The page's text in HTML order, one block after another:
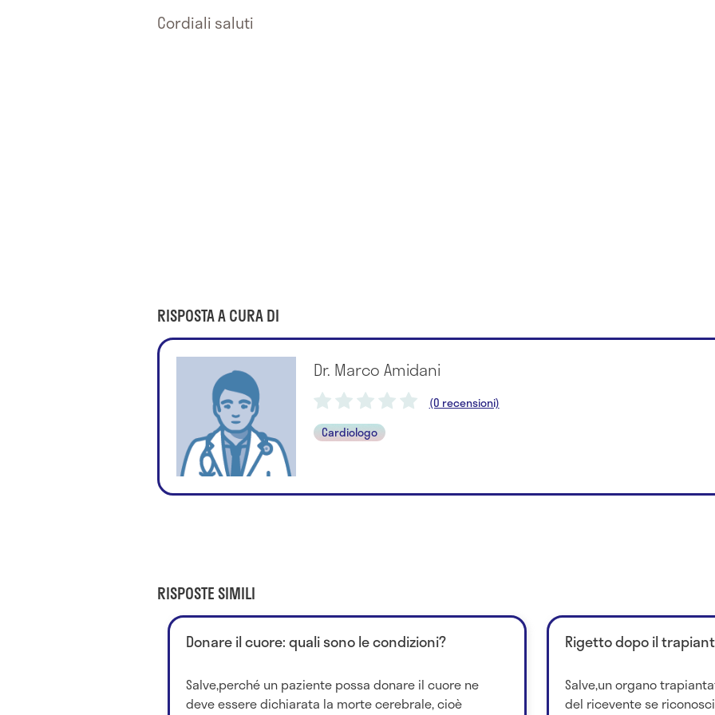
Cordiali saluti
RISPOSTA A CURA DI
Dr. Marco Amidani
(0 recensioni)
Cardiologo
RISPOSTE SIMILI
Donare il cuore: quali sono le condizioni?
Salve,perché un paziente possa donare il cuore ne
deve essere dichiarata la morte cerebrale, cioè
Rigetto dopo il
Salve,un organo
del ricevente se